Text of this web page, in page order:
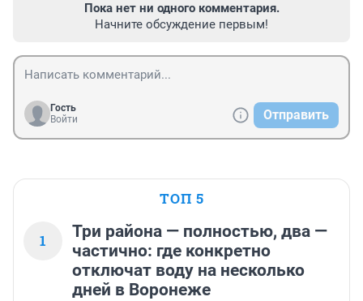
Пока нет ни одного комментария.
Начните обсуждение первым!
Гость
Войти
Отправить
ТОП 5
1
Три района — полностью, два —
частично: где конкретно
отключат воду на несколько
дней в Воронеже